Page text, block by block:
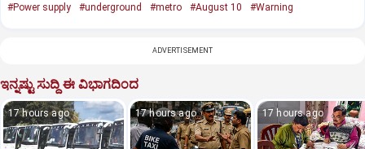
#Power supply #underground #metro #August 10 #Warning
ADVERTISEMENT
ಇನ್ನಷ್ಟು ಸುದ್ದಿ ಈ ವಿಭಾಗದಿಂದ
17 hours ago 17 hours ago 17 hours ago